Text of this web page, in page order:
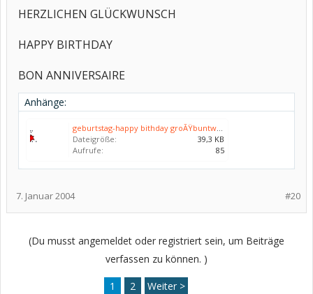
HERZLICHEN GLÜCKWUNSCH
HAPPY BIRTHDAY
BON ANNIVERSAIRE
Anhänge:
geburtstag-happy bithday groÃŸbuntwÃ¤chst.gif
Dateigröße:
39,3 KB
Aufrufe:
85
#20
7. Januar 2004
(Du musst angemeldet oder registriert sein, um Beiträge
verfassen zu können. )
1 2 Weiter >